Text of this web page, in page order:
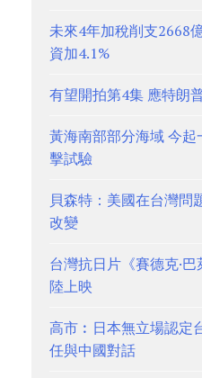
未來4年加稅削支2668
資加4.1%
有望開拍第4集 應特朗
黃海南部部分海域 今起
擊試驗
貝森特：美國在台灣問
改變
台灣抗日片《賽德克·
陸上映
高市︰日本無立場認定
任與中國對話